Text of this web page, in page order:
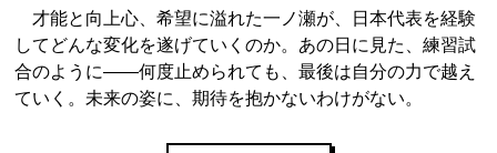
才能と向上心、希望に溢れた一ノ瀬が、日本代表を経験
してどんな変化を遂げていくのか。あの日に見た、練習試
合のように――何度止められても、最後は自分の力で越え
ていく。未来の姿に、期待を抱かないわけがない。